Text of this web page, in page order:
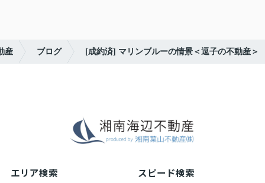
産 ブログ [成約済] マリンブルーの情景＜逗子の不動産＞
エリア検索 スピード検索